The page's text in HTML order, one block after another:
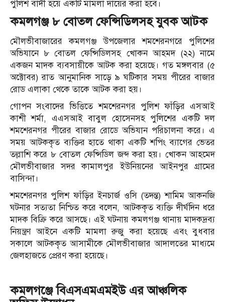
পুলিশ বাদী হয়ে একটি মামলা দায়ের করা হবে।
কমলগঞ্জ ৮ বোতল ফেন্সিডিলসহ যুবক আটক
মৌলভীবাজারের কমলগঞ্জ উপজেলার শমশেরনগরে পুলিশের
অভিযানে ৮ বোতল ফেন্সিডিলসহ খোকন আহমদ (২২) নামে
একজন মাদক ব্যবসায়ীকে আটক করা হয়েছে। গত মঙ্গলবার (৫
অক্টোবর) রাত আনুমানিক সাড়ে ৯ ঘটিকার সময় পীরের বাজার
রোড এলাকা থেকে তাকে আটক করা হয়।
গোপন সংবাদের ভিত্তিতে শমশেরনগর পুলিশ ফাঁড়ির এসআই
কাশী শর্মা, এএসআই বাবুল হোসেনসহ পুলিশের একটি দল
শমশেরনগর পীরের বাজার রোডে অভিযান পরিচালনা করে। এ
সময় আটককৃত ব্যক্তির হাতে থাকা একটি শপিং ব্যাগের ভেতর
তল্লাশি করে ৮ বোতল ফেন্সিডিল জব্দ করা হয়। খোকন আহমেদ
মৌলভীবাজার সদর কামালপুর ইউনিয়নের আইনপুর গ্রামের
বাসিন্দা।
শমশেরনগর পুলিশ ফাঁড়ির ইনচার্জ ওসি (তদন্ত) শামিম আকনজি
ঘটনার সত্যতা নিশ্চিত করে বলেন, আটককৃত ব্যক্তি দীর্ঘদিন ধরে
মাদক বিক্রি করে আসছে। এই ঘটনায় কমলগঞ্জ থানায় মাদকদ্রব্য
নিয়ন্ত্রণ আইনে একটি মামলা রুজু করা হয়েছে এবং বুধবার
সকালে আটককৃত আসামীকে মৌলভীবাজার আদালতের মাধ্যমে
জেলহাজতে প্রেরণ করা হয়েছে।
কমলগঞ্জে বিএসএমএমইউ এর আঞ্চলিক